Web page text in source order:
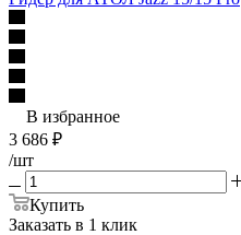
В избранное
3 686 ₽
/шт
Купить
Заказать в 1 клик